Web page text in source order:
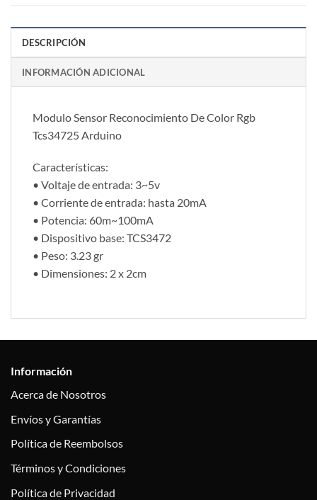
DESCRIPCIÓN
INFORMACIÓN ADICIONAL
Modulo Sensor Reconocimiento De Color Rgb
Tcs34725 Arduino
Características:
• Voltaje de entrada: 3~5v
• Corriente de entrada: hasta 20mA
• Potencia: 60m~100mA
• Dispositivo base: TCS3472
• Peso: 3.23 gr
• Dimensiones: 2 x 2cm
Información
Acerca de Nosotros
Envíos y Garantías
Política de Reembolsos
Términos y Condiciones
Política de Privacidad